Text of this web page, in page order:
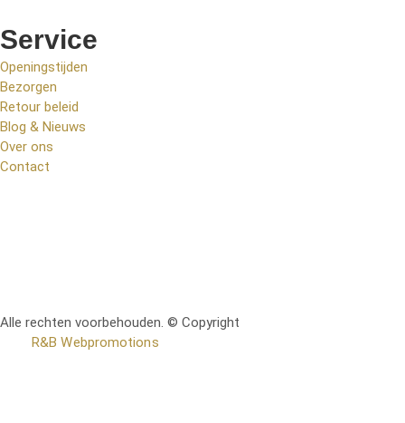
Service
Openingstijden
Bezorgen
Retour beleid
Blog & Nieuws
Over ons
Contact
Alle rechten voorbehouden. © Copyright
R&B Webpromotions